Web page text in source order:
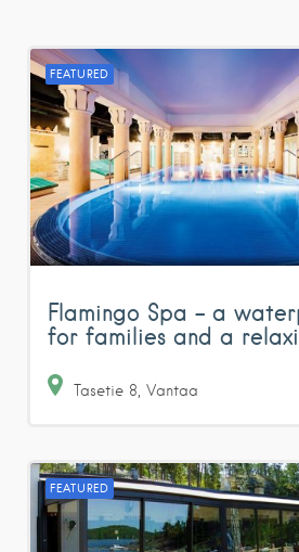
FEATURED
Flamingo Spa – a
for families and a
Tasetie 8 Vantaa
FEATURED